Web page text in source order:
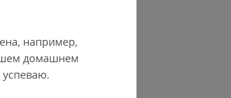
например,
домашнем